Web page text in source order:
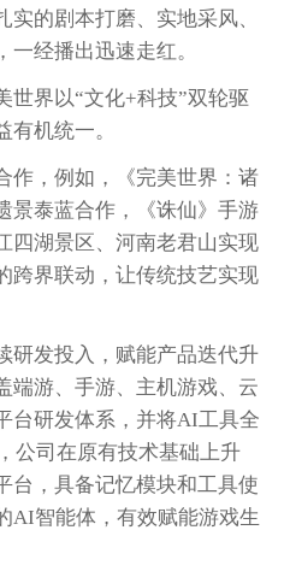
实的剧本打磨、实地采风、
经播出迅速走红。
世界以“文化+科技”双轮驱
机统一。
作，例如，《完美世界：诸
景泰蓝合作，《诛仙》手游
四湖景区、河南老君山实现
跨界联动，让传统技艺实现
研发投入，赋能产品迭代升
端游、手游、主机游戏、云
台研发体系，并将AI工具全
公司在原有技术基础上升
台，具备记忆模块和工具使
AI智能体，有效赋能游戏生